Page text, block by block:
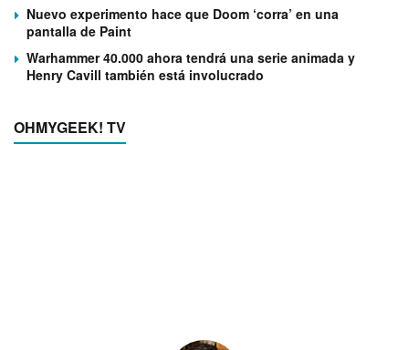
Nuevo experimento hace que Doom ‘corra’ en una
pantalla de Paint
Warhammer 40.000 ahora tendrá una serie animada y
Henry Cavill también está involucrado
OHMYGEEK! TV